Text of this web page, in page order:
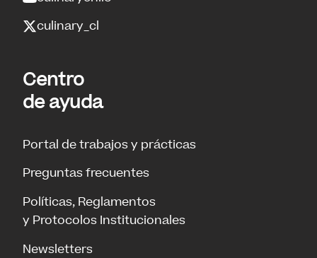
culinary_cl
Centro
de ayuda
Portal de trabajos y prácticas
Preguntas frecuentes
Políticas, Reglamentos
y Protocolos Institucionales
Newsletters